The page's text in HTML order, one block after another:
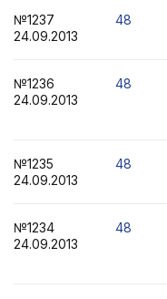
№1237
24.09.2013
48
№1236
24.09.2013
48
№1235
24.09.2013
48
№1234
24.09.2013
48